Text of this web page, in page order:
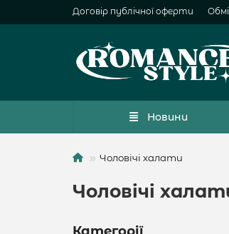
Договір публічної оферти
Новини
Чоловічі халати
Чоловічі
Категорії